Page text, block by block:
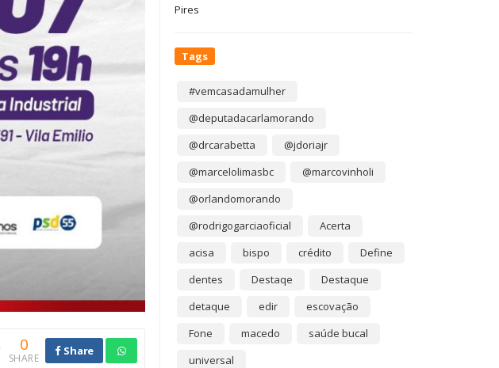
0
SHARE
Share
Pires
Tags
#vemcasadamulher
@deputadacarlamorando
@drcarabetta
@jdoriajr
@marcelolimasbc
@marcovinholi
@orlandomorando
@rodrigogarciaoficial
Acerta
acisa
bispo crédito
Define
dentes
Destaqe
Destaque
detaque
edir
escovação
Fone
macedo
saúde bucal
universal